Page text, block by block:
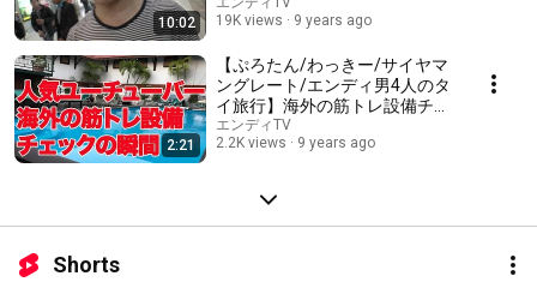
10:02
19K views
9 years ago
2:21
【ぷろたん/わっきー/サイヤマ
ングレート/エンディ男4人のタ
イ旅行】海外の筋トレ設備チェ
ックの瞬間＜鋼鉄の魂③＞
エンディTV
2.2K views
9 years ago
Shorts